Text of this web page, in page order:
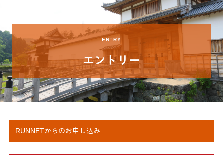
ENTRY
エントリー
RUNNETからのお申し込み